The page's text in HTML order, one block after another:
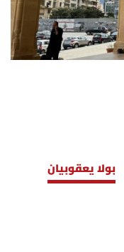
بولا يعقوبيان